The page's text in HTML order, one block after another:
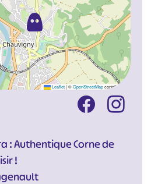
Leaflet |©OpenStreetMapcontributors
: Authentique Corne de
!
#